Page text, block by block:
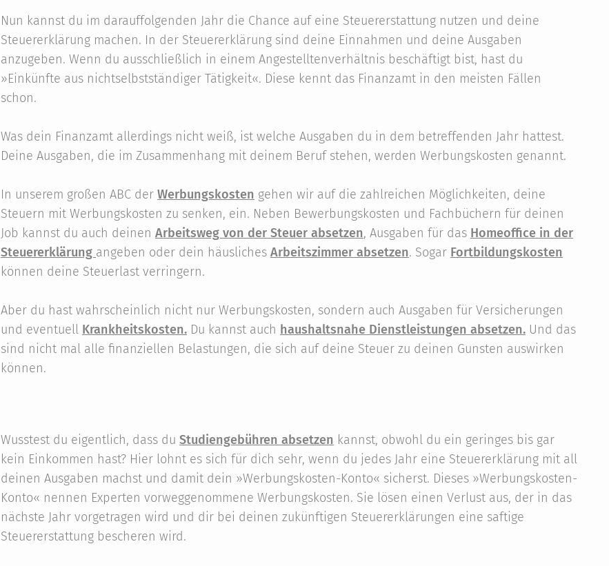
Nun kannst du im darauffolgenden Jahr die Chance auf eine Steuererstattung nutzen und deine
Steuererklärung machen. In der Steuererklärung sind deine Einnahmen und deine Ausgaben
anzugeben. Wenn du ausschließlich in einem Angestelltenverhältnis beschäftigt bist, hast du
»Einkünfte aus nichtselbstständiger Tätigkeit«. Diese kennt das Finanzamt in den meisten Fällen
schon.
Was dein Finanzamt allerdings nicht weiß, ist welche Ausgaben du in dem betreffenden Jahr hattest.
Deine Ausgaben, die im Zusammenhang mit deinem Beruf stehen, werden Werbungskosten genannt.
In unserem großen ABC der Werbungskosten gehen wir auf die zahlreichen Möglichkeiten, deine
Steuern mit Werbungskosten zu senken, ein. Neben Bewerbungskosten und Fachbüchern für deinen
Job kannst du auch deinen Arbeitsweg von der Steuer absetzen, Ausgaben für das Homeoffice in der
Steuererklärung angeben oder dein häusliches Arbeitszimmer absetzen. Sogar Fortbildungskosten
können deine Steuerlast verringern.
Aber du hast wahrscheinlich nicht nur Werbungskosten, sondern auch Ausgaben für Versicherungen
und eventuell Krankheitskosten. Du kannst auch haushaltsnahe Dienstleistungen absetzen. Und das
sind nicht mal alle finanziellen Belastungen, die sich auf deine Steuer zu deinen Gunsten auswirken
können.
Wusstest du eigentlich, dass du Studiengebühren absetzen kannst, obwohl du ein geringes bis gar
kein Einkommen hast? Hier lohnt es sich für dich sehr, wenn du jedes Jahr eine Steuererklärung mit all
deinen Ausgaben machst und damit dein »Werbungskosten-Konto« sicherst. Dieses »Werbungskosten-
Konto« nennen Experten vorweggenommene Werbungskosten. Sie lösen einen Verlust aus, der in das
nächste Jahr vorgetragen wird und dir bei deinen zukünftigen Steuererklärungen eine saftige
Steuererstattung bescheren wird.